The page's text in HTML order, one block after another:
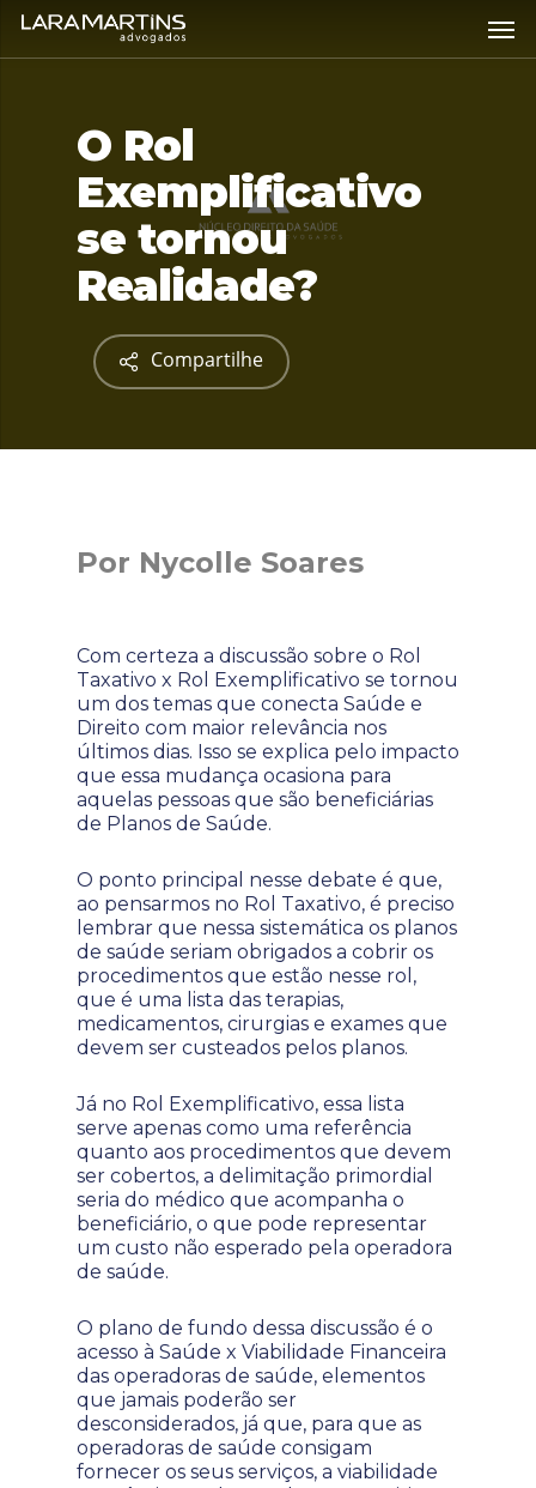
Skip
main
O Rol
Exemplificativo
se tornou
Realidade?
Compartilhe
Por Nycolle Soares
Com certeza a discussão sobre o Rol
Taxativo x Rol Exemplificativo se tornou
um dos temas que conecta Saúde e
Direito com maior relevância nos
últimos dias. Isso se explica pelo impacto
que essa mudança ocasiona para
aquelas pessoas que são beneficiárias
de Planos de Saúde.
O ponto principal nesse debate é que,
ao pensarmos no Rol Taxativo, é preciso
lembrar que nessa sistemática os planos
de saúde seriam obrigados a cobrir os
procedimentos que estão nesse rol,
que é uma lista das terapias,
medicamentos, cirurgias e exames que
devem ser custeados pelos planos.
Já no Rol Exemplificativo, essa lista
serve apenas como uma referência
quanto aos procedimentos que devem
ser cobertos, a delimitação primordial
seria do médico que acompanha o
beneficiário, o que pode representar
um custo não esperado pela operadora
de saúde.
O plano de fundo dessa discussão é o
acesso à Saúde x Viabilidade Financeira
das operadoras de saúde, elementos
que jamais poderão ser
desconsiderados, já que, para que as
operadoras de saúde consigam
fornecer os seus serviços, a viabilidade